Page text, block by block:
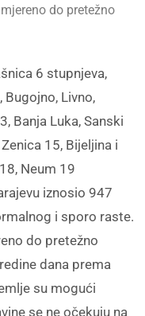
do pretežno
6 stupnjeva,
Bugojno, Livno,
Banja Luka, Sanski
15, Bijeljina i
Neum 19
iznosio 947
i sporo raste.
do pretežno
dana prema
su mogući
se ne očekuju na